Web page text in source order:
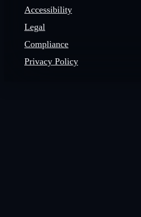
Accessibility
Legal
Compliance
Privacy Policy